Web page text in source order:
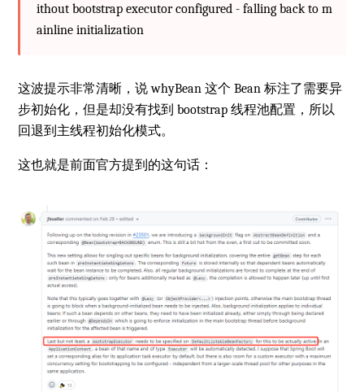
ithout bootstrap executor configured - falling back to m
ainline initialization
这波提示非常清晰，说 whyBean 这个 Bean 标注了需要异
步初始化，但是却没有找到 bootstrap 线程池配置，所以
回退到主线程初始化模式。
这也就是前面官方提到的这句话：